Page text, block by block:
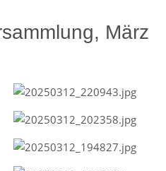
März